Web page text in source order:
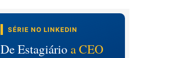
SÉRIE NO LINKEDIN
De Estagiário a CEO